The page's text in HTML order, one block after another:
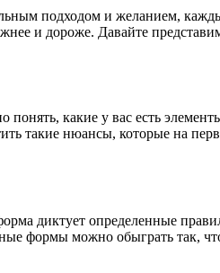
подходом и желанием,
и дороже. Давайте
понять, какие у вас есть
такие нюансы, которые на
диктует определенные
формы можно обыграть так,